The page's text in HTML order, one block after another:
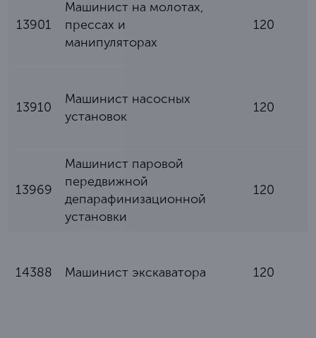
13901
Машинист на молотах,
прессах и
манипуляторах
120
13910
Машинист насосных
установок
120
13969
Машинист паровой
передвижной
депарафинизационной
установки
120
14388 Машинист экскаватора 120